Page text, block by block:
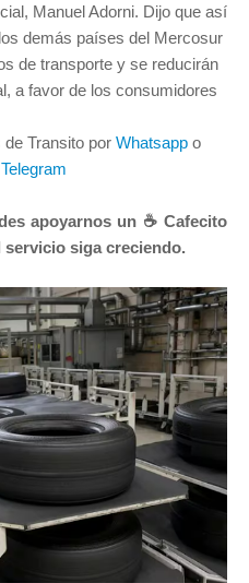
Manuel Adorni. Dijo que así
demás países del Mercosur
de transporte y se reducirán
a favor de los consumidores
de Transito por Whatsapp o
Telegram
apoyarnos un ☕ Cafecito
siga creciendo.